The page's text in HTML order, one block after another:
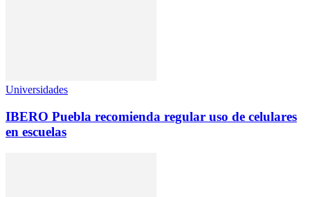
Universidades
IBERO Puebla recomienda regular uso de celulares
en escuelas